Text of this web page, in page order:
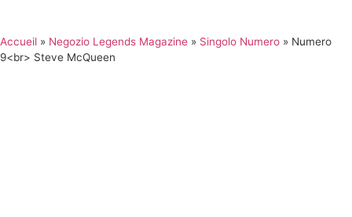
Accueil » Negozio Legends Magazine » Singolo Numero » Numero
9<br> Steve McQueen